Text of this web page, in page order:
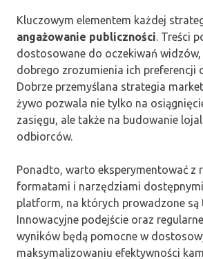
Kluczowym elementem każdej
angażowanie publiczności. Treści
dostosowane do oczekiwań
dobrego zrozumienia ich preferencji
Dobrze przemyślana strategia
żywo pozwala nie tylko na
zasięgu, ale także na budowanie
odbiorców.
Ponadto, warto eksperymentować z
formatami i narzędziami
platform, na których prowadzone są
Innowacyjne podejście oraz
wyników będą pomocne w
maksymalizowaniu efektywności